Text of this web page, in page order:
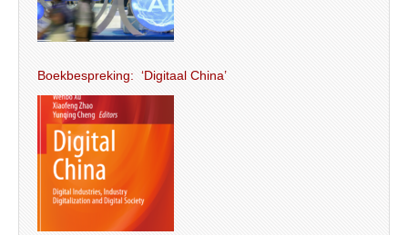
Boekbespreking: ‘Digitaal China’